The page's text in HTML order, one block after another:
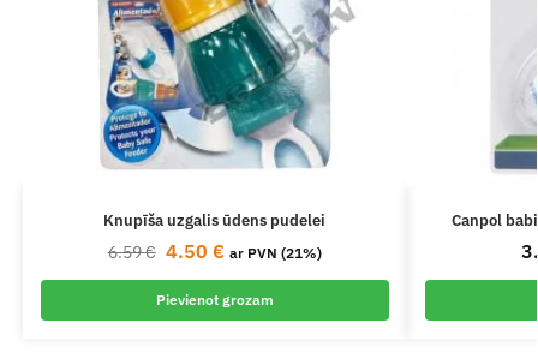
Knupīša uzgalis ūdens pudelei
6.59€ 4.50 € ar PVN (21%)
Pievienot grozam
Canpol